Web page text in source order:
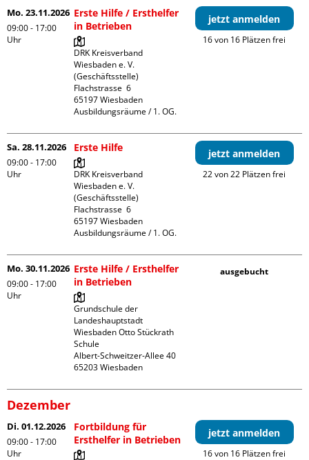
Mo. 23.11.2026
09:00 - 17:00
Uhr
Erste Hilfe / Ersthelfer
in Betrieben
DRK Kreisverband
Wiesbaden e. V.
(Geschäftsstelle)
Flachstrasse  6
65197 Wiesbaden
Ausbildungsräume / 1. OG.
jetzt anmelden
16 von 16 Plätzen frei
Sa. 28.11.2026
09:00 - 17:00
Uhr
Erste Hilfe
DRK Kreisverband
Wiesbaden e. V.
(Geschäftsstelle)
Flachstrasse  6
65197 Wiesbaden
Ausbildungsräume / 1. OG.
jetzt anmelden
22 von 22 Plätzen frei
Mo. 30.11.2026
09:00 - 17:00
Uhr
Erste Hilfe / Ersthelfer
in Betrieben
Grundschule der
Landeshauptstadt
Wiesbaden Otto Stückrath
Schule
Albert-Schweitzer-Allee 40
ausgebucht
Dezember
Di. 01.12.2026
09:00 - 17:00
Uhr
Fortbildung für
Ersthelfer in Betrieben
jetzt anmelden
16 von 16 Plätzen frei